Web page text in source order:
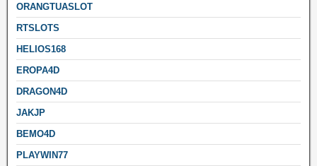
ORANGTUASLOT
RTSLOTS
HELIOS168
EROPA4D
DRAGON4D
JAKJP
BEMO4D
PLAYWIN77